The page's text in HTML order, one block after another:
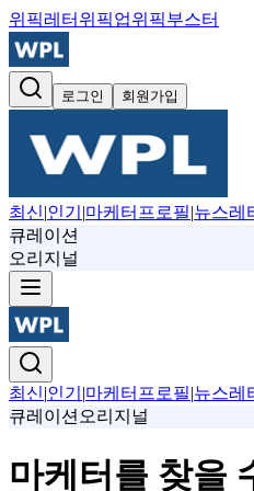
위픽레터 위픽업위픽부스터
로그인 회원가입
최신|인기 |마케터프로필|뉴스레
큐레이션
오리지널
최신|인기 |마케터프로필|뉴스레
큐레이션 오리지널
마케터를 찾을